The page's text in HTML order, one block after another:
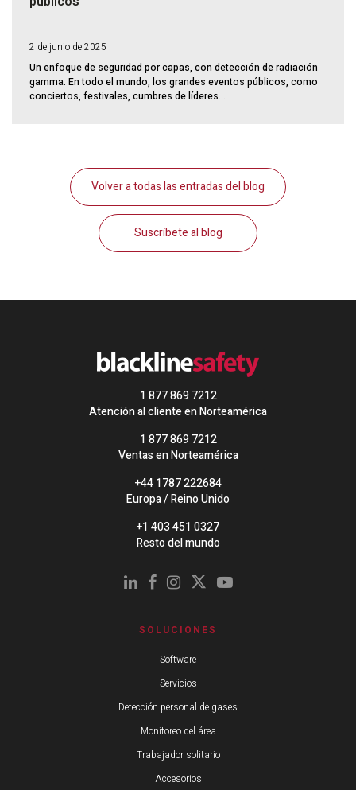
2 de junio de 2025
Un enfoque de seguridad por capas, con detección de radiación
gamma. En todo el mundo, los grandes eventos públicos, como
conciertos, festivales, cumbres de líderes...
Volver a todas las entradas del blog
Suscríbete al blog
1 877 869 7212
Atención al cliente en Norteamérica
1 877 869 7212
Ventas en Norteamérica
+44 1787 222684
Europa / Reino Unido
+1 403 451 0327
Resto del mundo
SOLUCIONES
Software
Servicios
Detección personal de gases
Monitoreo del área
Trabajador solitario
Accesorios